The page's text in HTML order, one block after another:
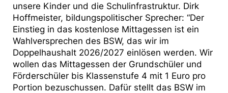
unsere Kinder und die Schulinfrastruktur. Dirk
Hoffmeister, bildungspolitischer Sprecher: “Der
Einstieg in das kostenlose Mittagessen ist ein
Wahlversprechen des BSW, das wir im
Doppelhaushalt 2026/2027 einlösen werden. Wir
wollen das Mittagessen der Grundschüler und
Förderschüler bis Klassenstufe 4 mit 1 Euro pro
Portion bezuschussen. Dafür stellt das BSW im